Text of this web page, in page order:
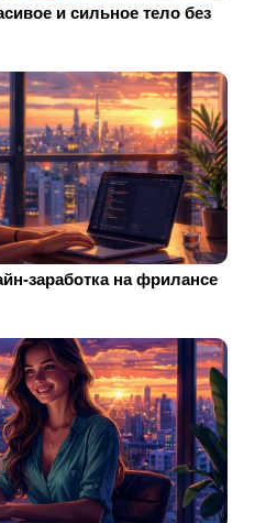
и сильное тело без
заработка на фрилансе